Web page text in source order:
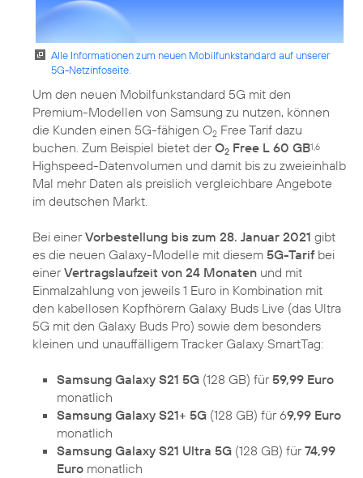
Alle Informationen zum neuen Mobilfunkstandard auf unserer
5G-Netzinfoseite.
Um den neuen Mobilfunkstandard 5G mit den
Premium-Modellen von Samsung zu nutzen, können
die Kunden einen 5G-fähigen O2 Free Tarif dazu
buchen. Zum Beispiel bietet derO2 Free L 60 GB1,6
Highspeed-Datenvolumen und damit bis zu zweieinhalb
Mal mehr Daten als preislich vergleichbare Angebote
im deutschen Markt.
Bei einerVorbestellung bis zum 28. Januar 2021 gibt
es die neuen Galaxy-Modelle mit diesem 5G-Tarif bei
einerVertragslaufzeit von 24 Monaten und mit
Einmalzahlung von jeweils 1 Euro in Kombination mit
den kabellosen Kopfhörern Galaxy Buds Live (das Ultra
5G mit den Galaxy Buds Pro) sowie dem besonders
kleinen und unauffälligem Tracker Galaxy SmartTag:
Samsung Galaxy S21 5G (128 GB) für59,99 Euro
monatlich
Samsung Galaxy S21+ 5G (128 GB) für 69,99 Euro
monatlich
Samsung Galaxy S21 Ultra 5G (128 GB) für74,99
Euro monatlich